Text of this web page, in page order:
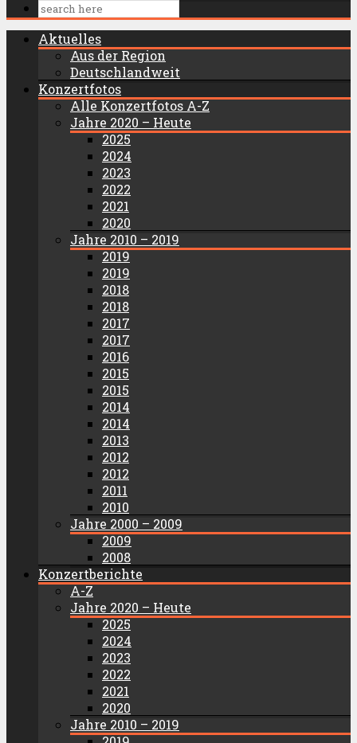
Aktuelles
Aus der Region
Deutschlandweit
Konzertfotos
Alle Konzertfotos A-Z
Jahre 2020 – Heute
2025
2024
2023
2022
2021
2020
Jahre 2010 – 2019
2019
2019
2018
2018
2017
2017
2016
2015
2015
2014
2014
2013
2012
2012
2011
2010
Jahre 2000 – 2009
2009
2008
Konzertberichte
A-Z
Jahre 2020 – Heute
2025
2024
2023
2022
2021
2020
Jahre 2010 – 2019